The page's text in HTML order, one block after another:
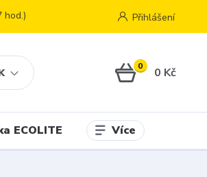
Přihlášení
hod.)
0 0 Kč
ECOLITE Více